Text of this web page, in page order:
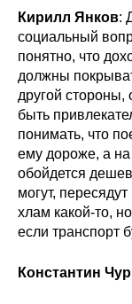
Кирилл Янков:
социальный
понятно, что
должны
другой
быть
понимать, что
ему дороже, а
обойдется
могут,
хлам какой-то,
если транспорт
Константин